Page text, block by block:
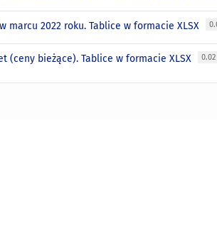
marcu 2022 roku. Tablice w formacie XLSX
(ceny bieżące). Tablice w formacie XLSX